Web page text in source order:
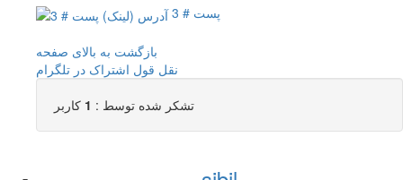
پست # 3
بازگشت به بالای صفحه
نقل قول اشتراک در تلگرام
تشکر شده توسط : 1 کاربر